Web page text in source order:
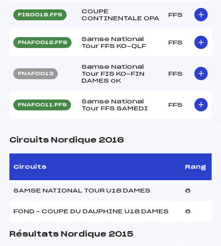
FIS0018.FFS
COUPE
CONTINENTALE OPA
FFS
FNAF0012.FFS
Samse National
Tour FFS KO-QLF
FFS
FNAF0013
Samse National
Tour FIS KO-FIN
DAMES oK
FFS
FNAF0011.FFS
Samse National
Tour FFS SAMEDI
FFS
Circuits Nordique 2016
Circuits Rang
SAMSE NATIONAL TOUR U18 DAMES 6
FOND – COUPE DU DAUPHINE U18 DAMES 6
Résultats Nordique 2015